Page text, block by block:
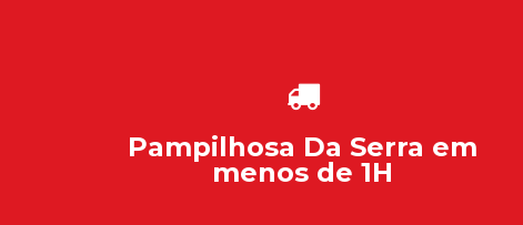
Pampilhosa Da Serra em
menos de 1H